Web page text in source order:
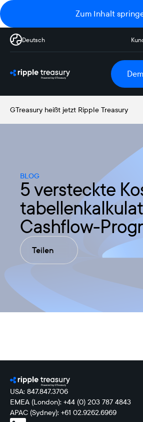
Zum Inhalt
Deutsch
GTreasury heißt jetzt Ripple Treasury
BLOG
5 versteckte
Cashflow-
Teilen
USA: 847.847.3706
EMEA (London): +44 (0) 203 787 4843
APAC (Sydney): +61 02.9262.6969